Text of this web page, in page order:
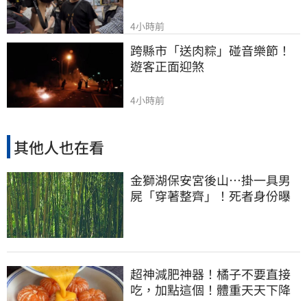
4小時前
跨縣市「送肉粽」碰音樂節！
遊客正面迎煞
4小時前
其他人也在看
金獅湖保安宮後山…掛一具男
屍「穿著整齊」！死者身份曝
超神減肥神器！橘子不要直接
吃，加點這個！體重天天下降